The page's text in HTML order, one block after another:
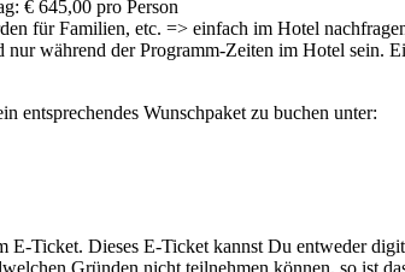
€ 645,00 pro Person
für Familien, etc. => einfach im Hotel
während der Programm-Zeiten im Hotel sein.
entsprechendes Wunschpaket zu buchen unter:
Ticket. Dieses E-Ticket kannst Du entweder